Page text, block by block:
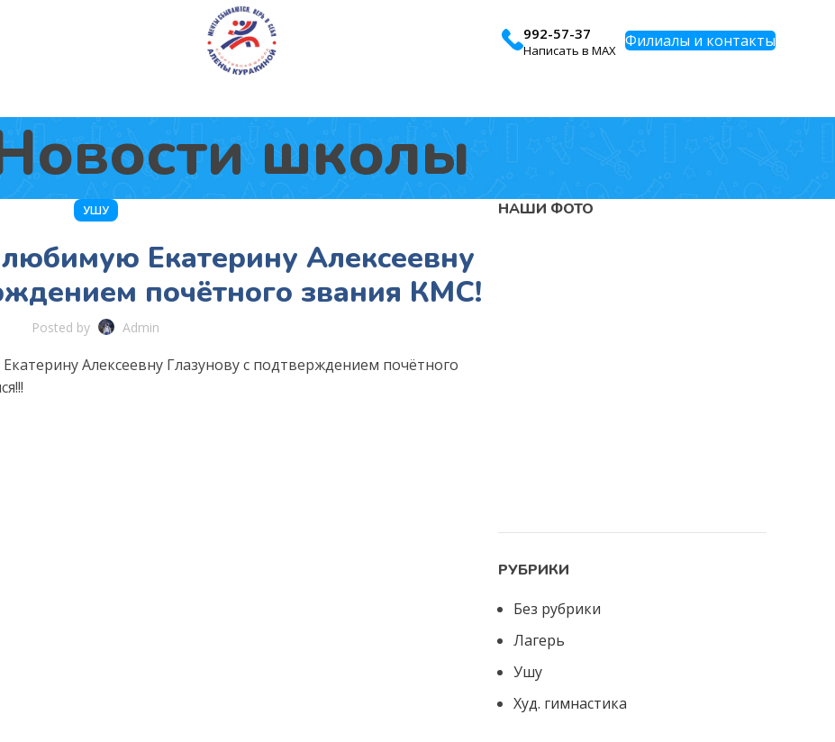
992-57-37
Написать в MAX Филиалы и контакты
школы
УШУ
Екатерину Алексеевну
почётного звания КМС!
Posted by Admin
Алексеевну Глазунову с подтверждением почётного
НАШИ ФОТО
РУБРИКИ
Без рубрики
Лагерь
Ушу
Худ. гимнастика